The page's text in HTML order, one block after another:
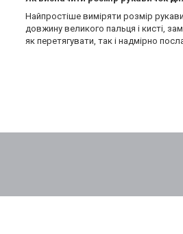
Найпростіше виміряти розмір
довжину великого пальця і кисті,
як перетягувати, так і надмірно